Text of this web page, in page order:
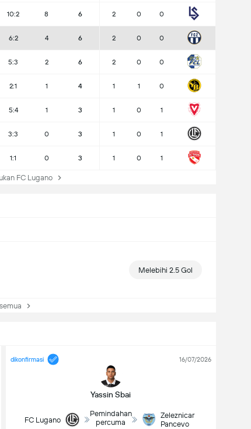
10:2 8 6 2 0 0
6:2 4 6 2 0 0
5:3 2 6 2 0 0
2:1 1 4 1 1 0
5:4 1 3 1 0 1
3:3 0 3 1 0 1
1:1 0 3 1 0 1
FC Lugano
Melebihi 2.5 Gol
dikonfirmasi
Yassin Sbai
16/07/2026
FC Lugano
Pemindahan
percuma
Zeleznicar
Pancevo